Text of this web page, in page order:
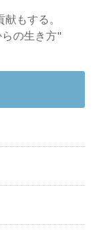
もする。
らの生き方"